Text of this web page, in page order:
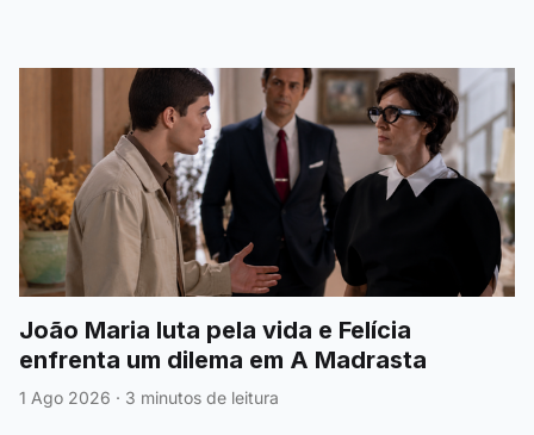
João Maria luta pela vida e Felícia
enfrenta um dilema em A Madrasta
1 Ago 2026 · 3 minutos de leitura